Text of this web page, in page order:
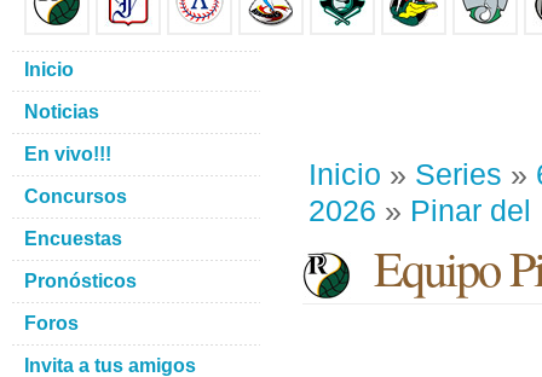
Inicio » Series »
2026 » Pinar del
Equipo
Inicio
Noticias
En vivo!!!
Concursos
Encuestas
Pronósticos
Foros
Invita a tus amigos